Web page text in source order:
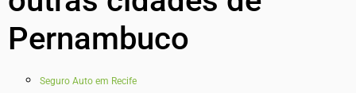
Pernambuco
Seguro Auto em Recife